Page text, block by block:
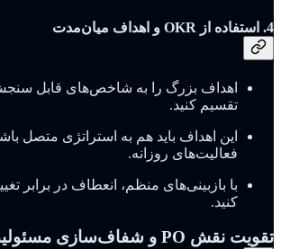
4. استفاده از OKR و اهداف میان‌مدت
تقسیم کنید.
این اهداف باید هم به استراتژی متصل
فعالیت‌های روزانه.
با بازبینی‌های منظم، انعطاف در برابر
کنید.
تقویت نقش PO و شفاف‌سازی مسئولیت‌ها